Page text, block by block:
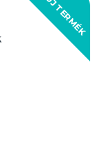
ÚJ TERMÉK